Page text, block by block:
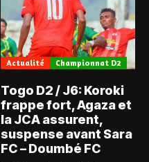
Actualité Championnat D2
Togo D2 / J6: Koroki
frappe fort, Agaza et
la JCA assurent,
suspense avant Sara
FC – Doumbé FC